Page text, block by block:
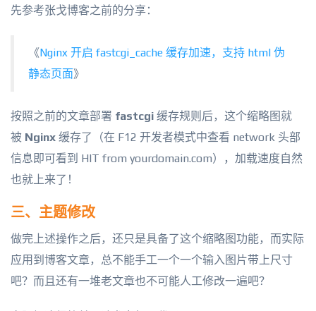
先参考张戈博客之前的分享：
《Nginx 开启 fastcgi_cache 缓存加速，支持 html 伪
静态页面》
按照之前的文章部署 fastcgi 缓存规则后，这个缩略图就
被 Nginx 缓存了（在 F12 开发者模式中查看 network 头部
信息即可看到 HIT from yourdomain.com），加载速度自然
也就上来了！
三、主题修改
做完上述操作之后，还只是具备了这个缩略图功能，而实际
应用到博客文章，总不能手工一个一个输入图片带上尺寸
吧？而且还有一堆老文章也不可能人工修改一遍吧？